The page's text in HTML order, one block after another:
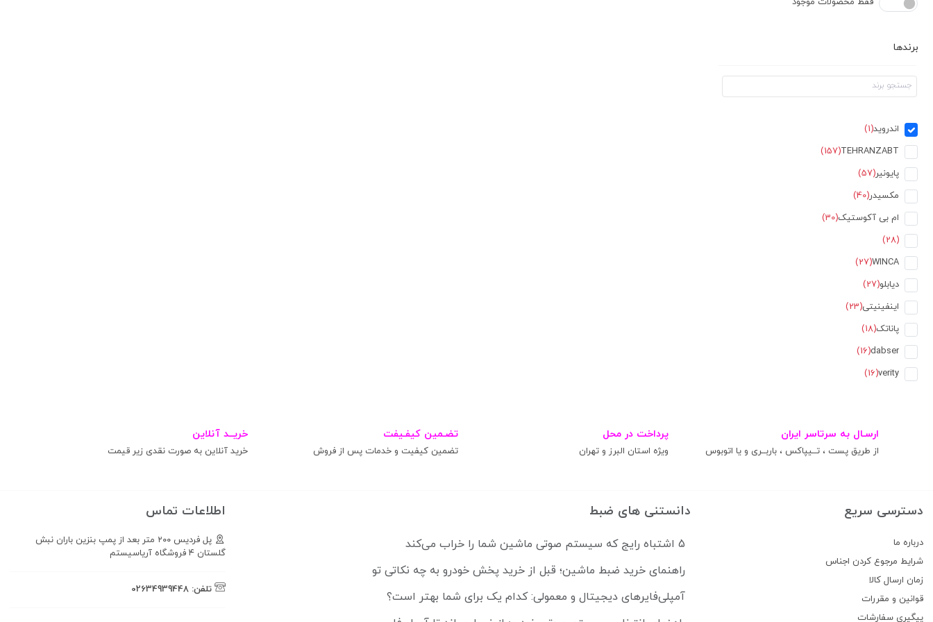
برندها
اندروید(1)
TEHRANZABT
(157)
پایونیر(57)
مکسیدر(40)
ام بی آکوستیک(30)
(28)
WINCA
(27)
دیابلو(27)
اینفینیتی(23)
پاناتک(18)
dabser
(16)
verity
(16)
کنوود(12)
nakamichi
(10)
سونی
LENOVO
(6)
بیس شوکر
ارسـال به سرتاسر ایران
از طریق پست ، تــیپاکس ، باربــری و یا اتوبوس
پرداخت در محل
ویژه استان البرز و تهران
تضـمین کیفـیفت
تضمین کیفیت و خدمات پس از فروش
خریــد آنلاین
خرید آنلاین به صورت نقدی زیر قیمت
دسترسی سریع
درباره ما
شرایط مرجوع کردن اجناس
زمان ارسال کالا
قوانین و مقررات
پیگیری سفارشات
دانستنی های ضبط
5 اشتباه رایج که سیستم صوتی ماشین شما را خراب می‌کند
راهنمای خرید ضبط ماشین؛ قبل از خرید پخش خودرو به چه نکاتی تو
آمپلی‌فایرهای دیجیتال و معمولی: کدام یک برای شما بهتر است؟
اطلاعات تماس
پل فردیس ۲۰۰ متر بعد از پمپ بنزین باران نبش
گلستان ۴ فروشگاه آریاسیستم
تلفن: 02634939448